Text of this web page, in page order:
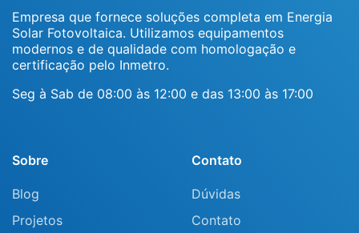
Empresa que fornece soluções completa em Energia
Solar Fotovoltaica. Utilizamos equipamentos
modernos e de qualidade com homologação e
certificação pelo Inmetro.
Seg à Sab de 08:00 às 12:00 e das 13:00 às 17:00
Sobre
Blog
Projetos
Contato
Dúvidas
Contato